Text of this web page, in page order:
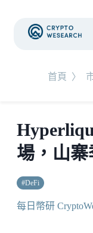
首頁 〉
場，山寨
#DeFi
每日幣研